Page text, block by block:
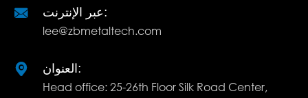
 عبر الإنترنت:
lee@zbmetaltech.com
 العنوان:
Head office: 25-26th Floor Silk Road Center,